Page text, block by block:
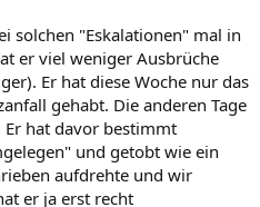
solchen "Eskalationen" mal in
er viel weniger Ausbrüche
Er hat diese Woche nur das
gehabt. Die anderen Tage
hat davor bestimmt
und getobt wie ein
aufdrehte und wir
er ja erst recht